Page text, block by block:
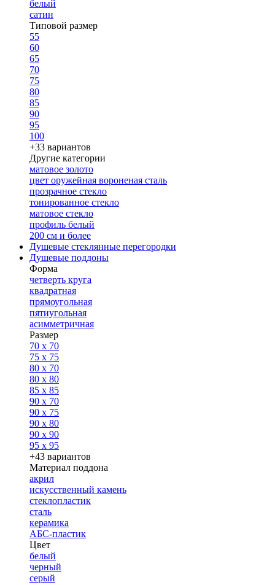
белый
сатин
Типовой размер
55
60
65
70
75
80
85
90
95
100
+33 вариантов
Другие категории
матовое золото
цвет оружейная вороненая сталь
прозрачное стекло
тонированное стекло
матовое стекло
профиль белый
200 см и более
Душевые стеклянные перегородки
Душевые поддоны
Форма
четверть круга
квадратная
прямоугольная
пятиугольная
асимметричная
Размер
70 x 70
75 x 75
80 x 70
80 x 80
85 x 85
90 x 70
90 x 75
90 x 80
90 x 90
95 x 95
+43 вариантов
Материал поддона
акрил
искусственный камень
стеклопластик
сталь
керамика
АБС-пластик
Цвет
белый
черный
серый